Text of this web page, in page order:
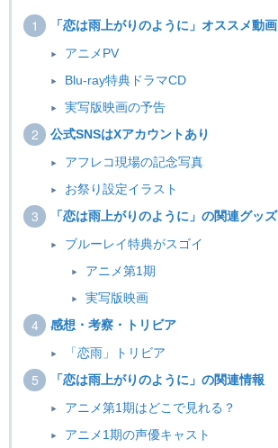
「恋は雨上がりのように」オススメ動画
アニメPV
Blu-ray特典ドラマCD
実写版映画の予告
公式SNSはXアカウントあり
アフレコ現場の記念写真
お祭り設定イラスト
「恋は雨上がりのように」の関連グッズ
ブルーレイ特典がスゴイ
アニメ第1期
実写版映画
感想・考察・トリビア
「恋雨」トリビア
「恋は雨上がりのように」の関連情報
アニメ第1期はどこで見れる？
アニメ1期の声優キャスト